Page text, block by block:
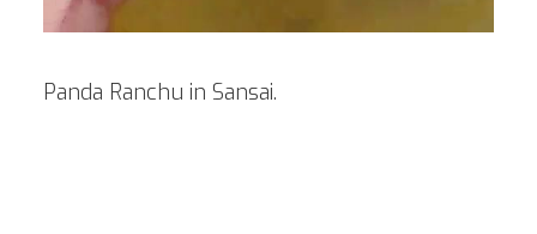
Panda Ranchu in Sansai.